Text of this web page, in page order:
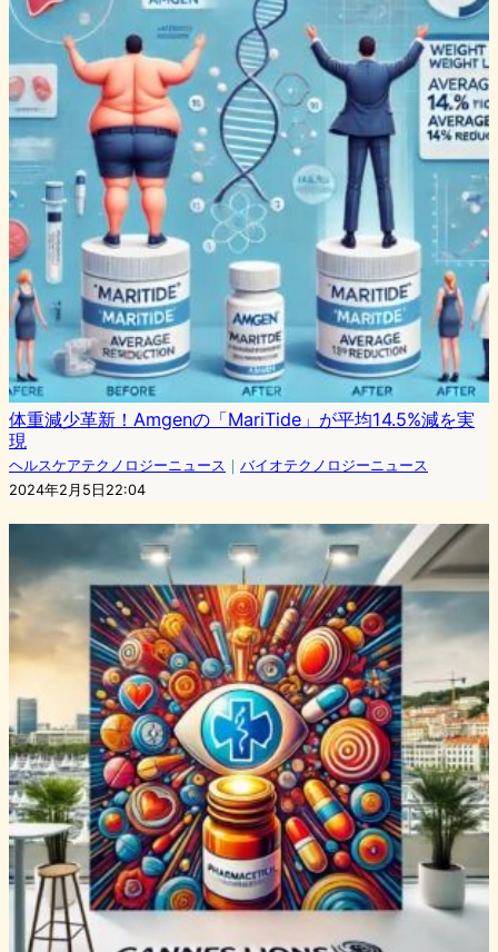
体重減少革新！Amgenの「MariTide」が平均14.5%減を実
現
ヘルスケアテクノロジーニュース ｜ バイオテクノロジーニュース
2024年2月5日22:04